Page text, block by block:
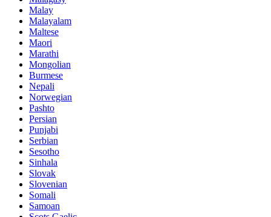
Malay
Malayalam
Maltese
Maori
Marathi
Mongolian
Burmese
Nepali
Norwegian
Pashto
Persian
Punjabi
Serbian
Sesotho
Sinhala
Slovak
Slovenian
Somali
Samoan